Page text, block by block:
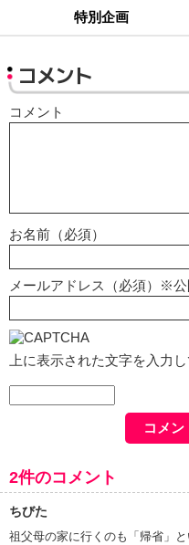
特別企画
コメント
コメント
お名前（必須）
メールアドレス（必須）※
上に表示された文字を入力し
2件のコメント
ちびた
祖父母の家に行くのも「帰省」